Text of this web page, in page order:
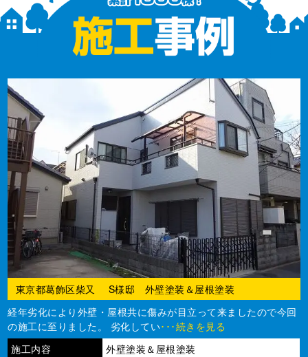
東京都葛飾区柴又 S様邸 外壁塗装＆屋根塗装
経年劣化により外壁・屋根共に傷みが目立って来ましたので今回
の施工に至りました。 劣化してい･･･続きを見る
施工内容
外壁塗装＆屋根塗装